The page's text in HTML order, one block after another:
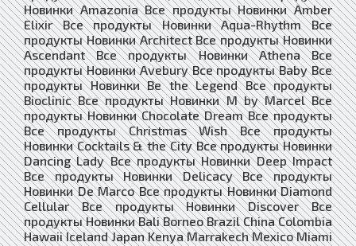
Новинки Amazonia Все продукты Новинки Amber
Elixir Все продукты Новинки Aqua-Rhythm Все
продукты Новинки Architect Все продукты Новинки
Ascendant Все продукты Новинки Athena Все
продукты Новинки Avebury Все продукты Baby Все
продукты Новинки Be the Legend Все продукты
Bioclinic Все продукты Новинки M by Marcel Все
продукты Новинки Chocolate Dream Все продукты
Все продукты Christmas Wish Все продукты
Новинки Cocktails & the City Все продукты Новинки
Dancing Lady Все продукты Новинки Deep Impact
Все продукты Новинки Delicacy Все продукты
Новинки De Marco Все продукты Новинки Diamond
Cellular Все продукты Новинки Discover Все
продукты Новинки Bali Borneo Brazil China Colombia
Hawaii Iceland Japan Kenya Marrakech Mexico Miami